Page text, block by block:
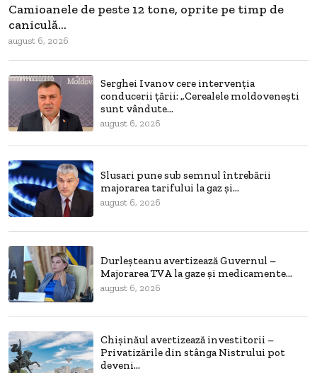
Camioanele de peste 12 tone, oprite pe timp de
caniculă...
august 6, 2026
Serghei Ivanov cere intervenția
conducerii țării: „Cerealele moldovenești
sunt vândute...
august 6, 2026
Slusari pune sub semnul întrebării
majorarea tarifului la gaz și...
august 6, 2026
Durleșteanu avertizează Guvernul –
Majorarea TVA la gaze și medicamente...
august 6, 2026
Chișinăul avertizează investitorii –
Privatizările din stânga Nistrului pot
deveni...